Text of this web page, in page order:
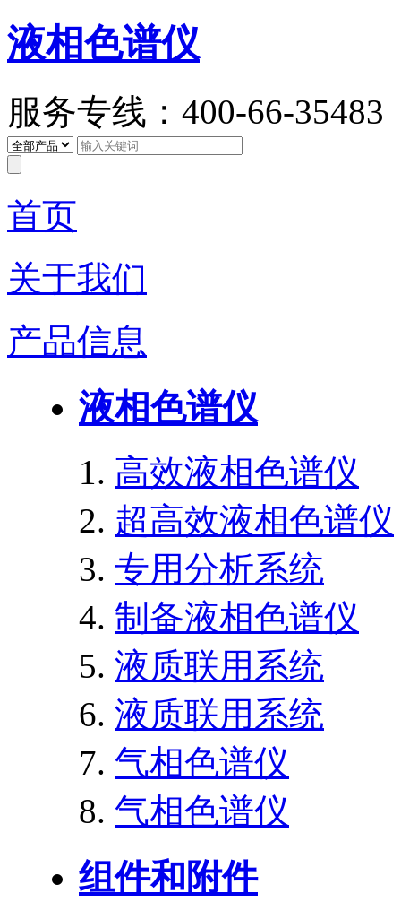
液相色谱仪
服务专线：400-66-35483
首页
关于我们
产品信息
液相色谱仪
高效液相色谱仪
超高效液相色谱仪
专用分析系统
制备液相色谱仪
液质联用系统
液质联用系统
气相色谱仪
气相色谱仪
组件和附件